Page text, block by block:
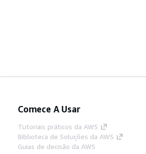
Comece A Usar
Tutoriais práticos da AWS
Biblioteca de Soluções da AWS
Guias de decisão da AWS